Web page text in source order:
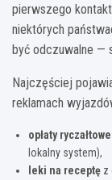
pierwszego
niektórych
być odczuwalne —
Najczęściej
reklamach
opłaty ryczałtowe
lokalny system),
leki na receptę z